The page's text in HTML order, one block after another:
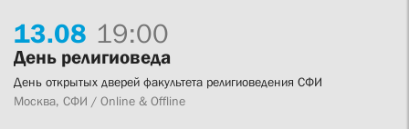
13.08 19:00
День религиоведа
День открытых дверей факультета религиоведения СФИ
Москва, СФИ / Online & Offline